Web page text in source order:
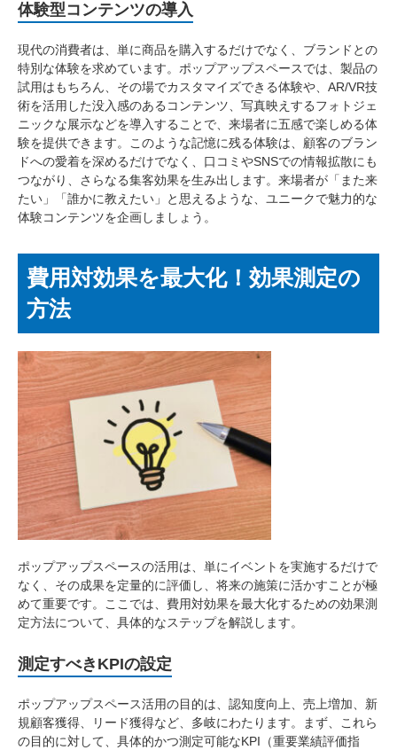
体験型コンテンツの導入
現代の消費者は、単に商品を購入するだけでなく、ブランドとの
特別な体験を求めています。ポップアップスペースでは、製品の
試用はもちろん、その場でカスタマイズできる体験や、AR/VR技
術を活用した没入感のあるコンテンツ、写真映えするフォトジェ
ニックな展示などを導入することで、来場者に五感で楽しめる体
験を提供できます。このような記憶に残る体験は、顧客のブラン
ドへの愛着を深めるだけでなく、口コミやSNSでの情報拡散にも
つながり、さらなる集客効果を生み出します。来場者が「また来
たい」「誰かに教えたい」と思えるような、ユニークで魅力的な
体験コンテンツを企画しましょう。
費用対効果を最大化！効果測定の
方法
ポップアップスペースの活用は、単にイベントを実施するだけで
なく、その成果を定量的に評価し、将来の施策に活かすことが極
めて重要です。ここでは、費用対効果を最大化するための効果測
定方法について、具体的なステップを解説します。
測定すべきKPIの設定
ポップアップスペース活用の目的は、認知度向上、売上増加、新
規顧客獲得、リード獲得など、多岐にわたります。まず、これら
の目的に対して、具体的かつ測定可能なKPI（重要業績評価指